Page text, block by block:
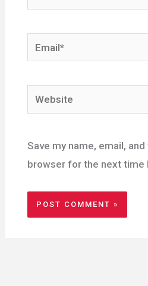
Email*
Website
Save my name, email,
browser for the next time